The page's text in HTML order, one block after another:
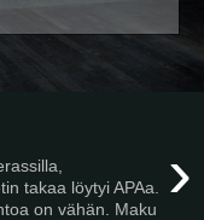
›
takaa löytyi APAa.
on vähän. Maku